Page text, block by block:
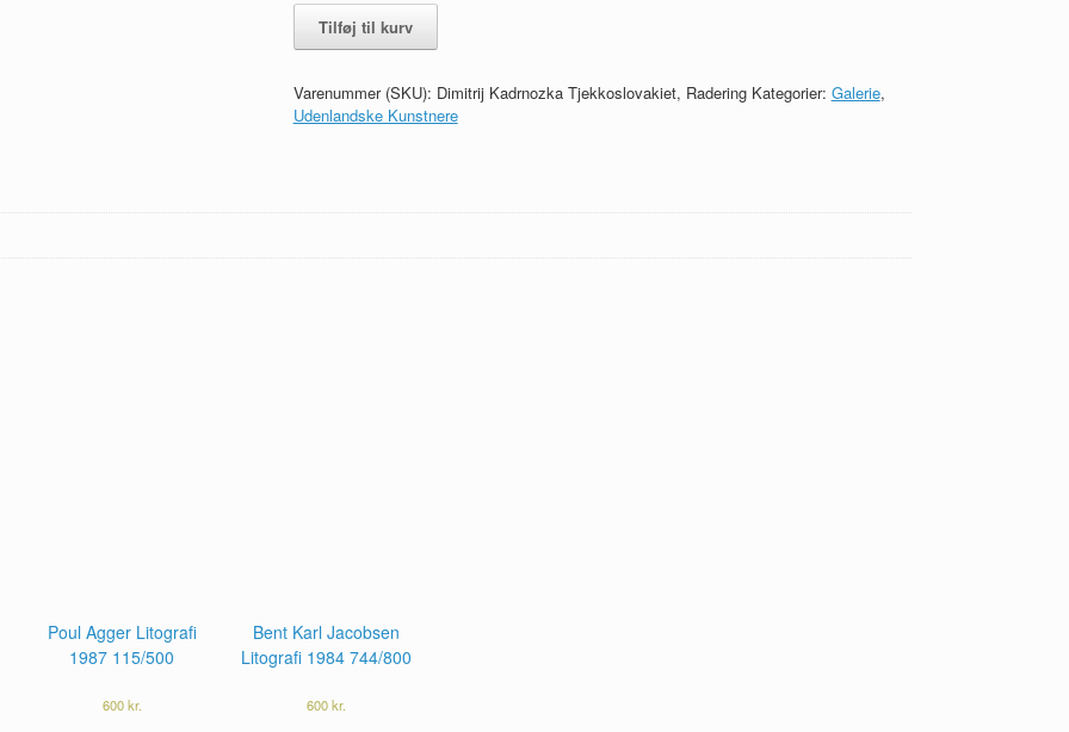
Dimitrij
Kadrnozka
Radering
antal
Tilføj til kurv
Varenummer (SKU): Dimitrij Kadrnozka Tjekkoslovakiet, Radering Kategorier: Galerie,
Udenlandske Kunstnere
Poul Agger Litografi
1987 115/500
600kr.
Bent Karl Jacobsen
Litografi 1984 744/800
600kr.